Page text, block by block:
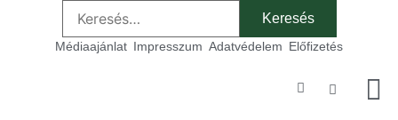
Médiaajánlat Impresszum Adatvédelem Előfizetés